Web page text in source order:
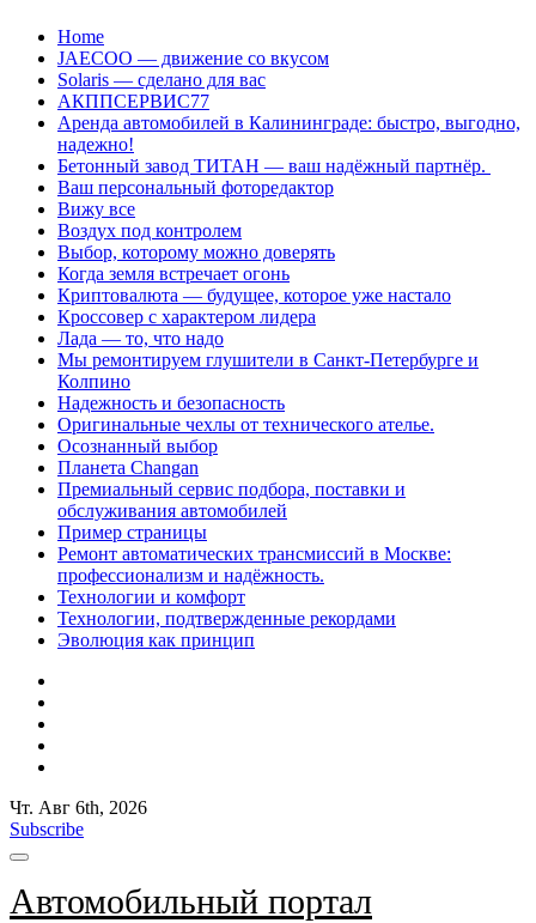
Перейти
содержанию
Home
JAECOO — движение со вкусом
Solaris — сделано для вас
АКППСЕРВИС77
Аренда автомобилей в Калининграде: быстро, выгодно,
надежно!
Бетонный завод ТИТАН — ваш надёжный партнёр.
Ваш персональный фоторедактор
Вижу все
Воздух под контролем
Выбор, которому можно доверять
Когда земля встречает огонь
Криптовалюта — будущее, которое уже настало
Кроссовер с характером лидера
Лада — то, что надо
Мы ремонтируем глушители в Санкт-Петербурге и
Колпино
Надежность и безопасность
Оригинальные чехлы от технического ателье.
Осознанный выбор
Планета Changan
Премиальный сервис подбора, поставки и
обслуживания автомобилей
Пример страницы
Ремонт автоматических трансмиссий в Москве:
профессионализм и надёжность.
Технологии и комфорт
Технологии, подтвержденные рекордами
Эволюция как принцип
Чт. Авг 6th, 2026
Subscribe
Автомобильный портал